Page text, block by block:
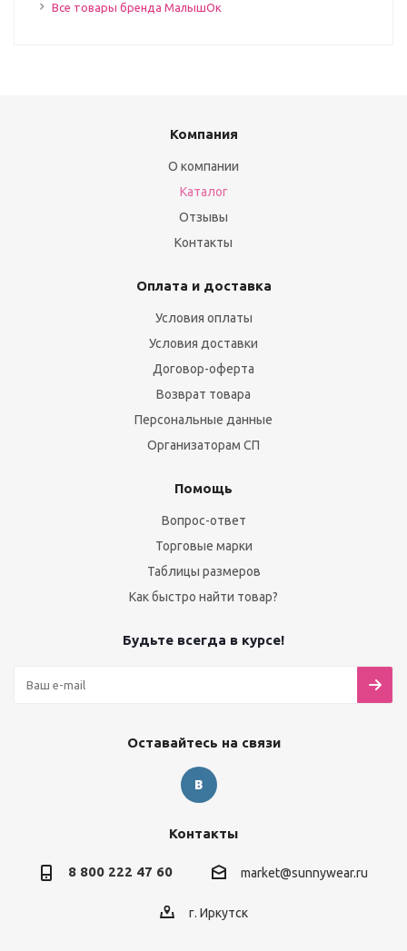
Все товары бренда МалышОк
Компания
О компании
Каталог
Отзывы
Контакты
Оплата и доставка
Условия оплаты
Условия доставки
Договор-оферта
Возврат товара
Персональные данные
Организаторам СП
Помощь
Вопрос-ответ
Торговые марки
Таблицы размеров
Как быстро найти товар?
Будьте всегда в курсе!
Оставайтесь на связи
Контакты
8 800 222 47 60 market@sunnywear.ru
г. Иркутск